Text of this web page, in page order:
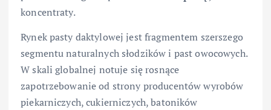
koncentraty.
Rynek pasty daktylowej jest fragmentem szerszego
segmentu naturalnych słodzików i past owocowych.
W skali globalnej notuje się rosnące
zapotrzebowanie od strony producentów wyrobów
piekarniczych, cukierniczych, batoników